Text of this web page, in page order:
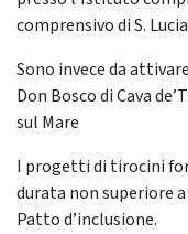
comprensivo di S.
Sono invece da
Don Bosco di Cava
sul Mare
I progetti di tirocini
durata non superiore
Patto d’inclusione.